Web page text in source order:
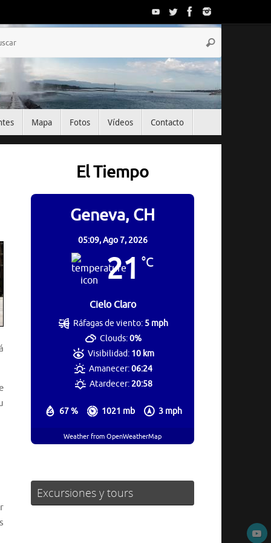
Buscar
Mapa Fotos Vídeos Contacto
El Tiempo
Geneva, CH
05:09,Ago 7, 2026
21 °C
Cielo Claro
67 % 1021 mb 3 mph
Ráfagas de viento: 5 mph
Clouds:0%
Visibilidad: 10 km
Amanecer:06:24
Atardecer:20:58
Weather from OpenWeatherMap
Excursiones y tours